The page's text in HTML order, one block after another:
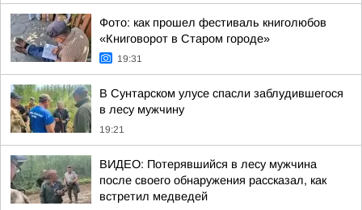
Фото: как прошел фестиваль книголюбов
«Книговорот в Старом городе»
19:31
В Сунтарском улусе спасли заблудившегося
в лесу мужчину
19:21
ВИДЕО: Потерявшийся в лесу мужчина
после своего обнаружения рассказал, как
встретил медведей